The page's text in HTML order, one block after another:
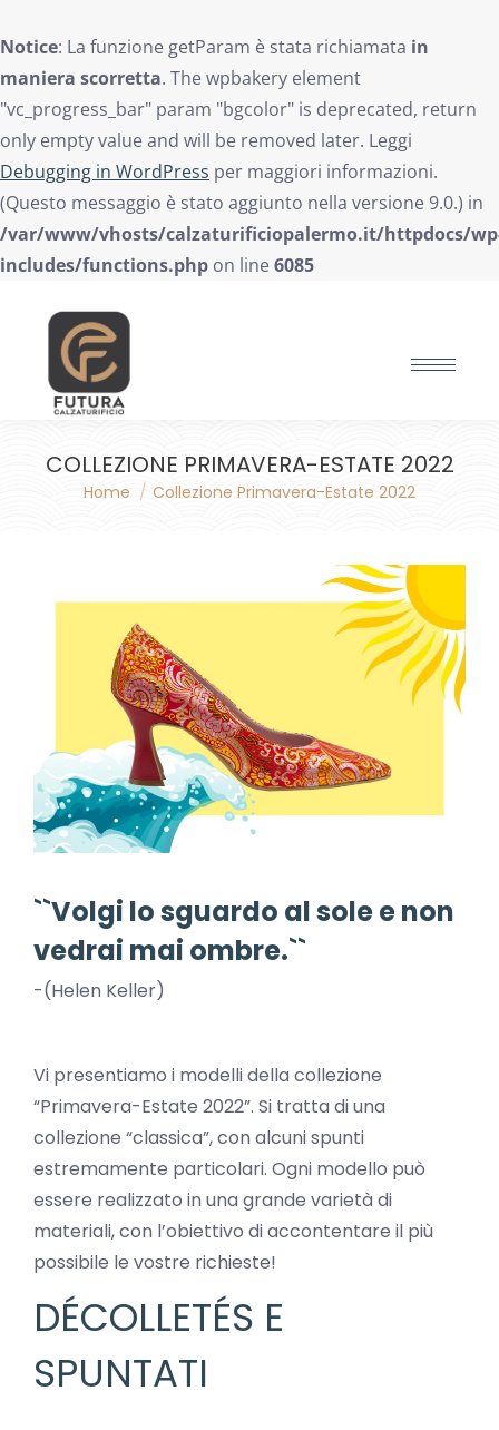
Notice: La funzione getParam è stata richiamata in
maniera scorretta. The wpbakery element
"vc_progress_bar" param "bgcolor" is deprecated, return
only empty value and will be removed later. Leggi
Debugging in WordPress per maggiori informazioni.
(Questo messaggio è stato aggiunto nella versione 9.0.) in
/var/www/vhosts/calzaturificiopalermo.it/httpdocs/
includes/functions.php on line6085
COLLEZIONE PRIMAVERA-ESTATE 2022
You are here:
Home Collezione Primavera-Estate 2022
``Volgi lo sguardo al sole e non
vedrai mai ombre.``
-(Helen Keller)
Vi presentiamo i modelli della collezione
“Primavera-Estate 2022”. Si tratta di una
collezione “classica”, con alcuni spunti
estremamente particolari. Ogni modello può
essere realizzato in una grande varietà di
materiali, con l’obiettivo di accontentare il più
possibile le vostre richieste!
DÉCOLLETÉS E
SPUNTATI